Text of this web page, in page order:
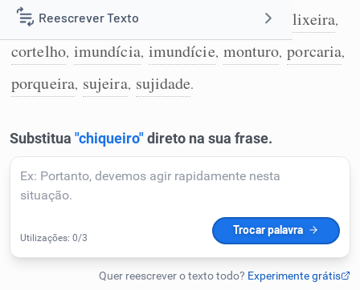
Reescrever Texto
Resumir Texto
Detector de IA
Humanizador de IA
1 cortelha,chavascal cloaca lixeira,
cortelho, imundícia, imundície, monturo, porcaria,
porqueira, sujeira, sujidade.